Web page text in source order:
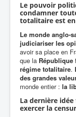
Le pouvoir
condamner
totalitaire est
Le monde anglo-
judiciariser les
avoir sa place en
que la République
régime totalitaire.
des grandes
monde entier : la
La dernière
exercer la